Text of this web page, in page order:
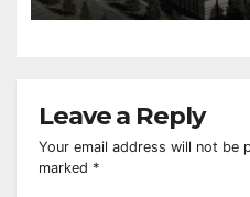
Leave a Reply
Your email address will not be
marked *